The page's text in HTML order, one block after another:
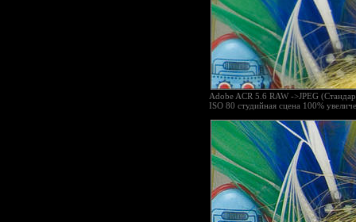
Adobe ACR 5.6 RAW ->JPEG
ISO 80 студийная сцена 100%